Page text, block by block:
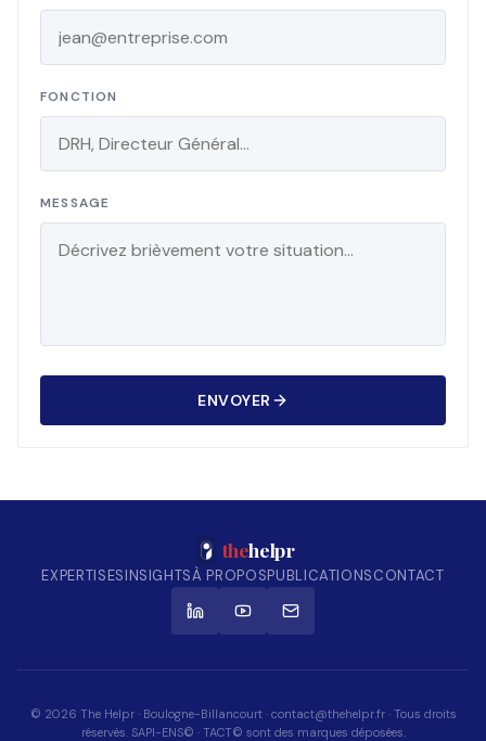
FONCTION
MESSAGE
ENVOYER
thehelpr
EXPERTISESINSIGHTSÀ PROPOSPUBLICATIONSCONTACT
© 2026 The Helpr · Boulogne-Billancourt · contact@thehelpr.fr · Tous droits
réservés. SAPI-ENS© · TACT© sont des marques déposées.